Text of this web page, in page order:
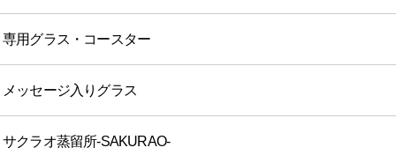
専用グラス・コースター
メッセージ入りグラス
サクラオ蒸留所-SAKURAO-